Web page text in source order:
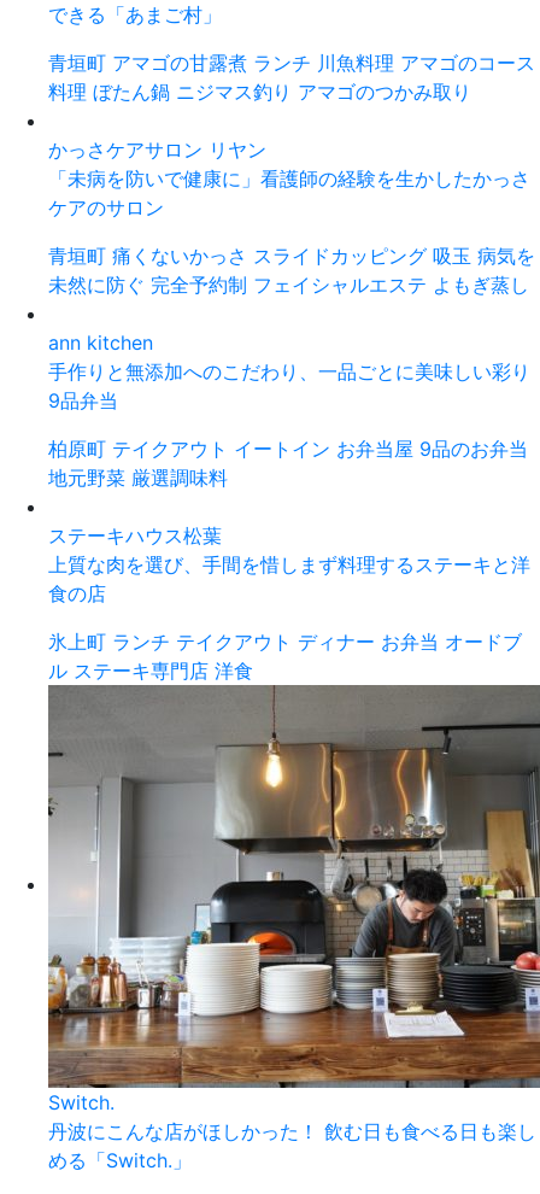
できる「あまご村」
青垣町 アマゴの甘露煮 ランチ 川魚料理 アマゴのコース
料理 ぼたん鍋 ニジマス釣り アマゴのつかみ取り
かっさケアサロン リヤン
「未病を防いで健康に」看護師の経験を生かしたかっさ
ケアのサロン
青垣町 痛くないかっさ スライドカッピング 吸玉 病気を
未然に防ぐ 完全予約制 フェイシャルエステ よもぎ蒸し
ann kitchen
手作りと無添加へのこだわり、一品ごとに美味しい彩り
9品弁当
柏原町 テイクアウト イートイン お弁当屋 9品のお弁当
地元野菜 厳選調味料
ステーキハウス松葉
上質な肉を選び、手間を惜しまず料理するステーキと洋
食の店
氷上町 ランチ テイクアウト ディナー お弁当 オードブ
ル ステーキ専門店 洋食
Switch.
丹波にこんな店がほしかった！ 飲む日も食べる日も楽し
める「Switch.」